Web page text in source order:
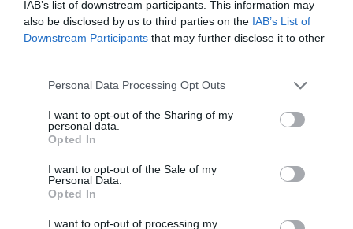
IAB’s list of downstream participants. This information may
also be disclosed by us to third parties on the IAB’s List of
Downstream Participants that may further disclose it to other
Personal Data Processing Opt Outs
I want to opt-out of the Sharing of my
personal data.
Opted In
I want to opt-out of the Sale of my
Personal Data.
Opted In
I want to opt-out of processing my
mayoría- que aunque han perdido todos sus
clientes, han convertido sus clases presenciales
Y profesores, y consultoras de finanzas, de
asuntos laborales y fiscales, y médicos y
farmacéuticas, que divulgan –y gratis-, en su